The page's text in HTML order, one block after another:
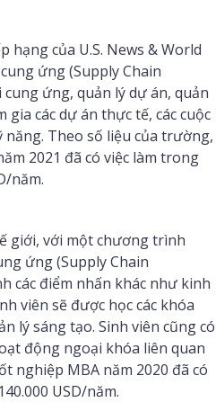
của U.S. News & World
ứng (Supply Chain
ứng, quản lý dự án, quản
các dự án thực tế, các cuộc
Theo số liệu của trường,
2021 đã có việc làm trong
năm.
giới, với một chương trình
ứng (Supply Chain
các điểm nhấn khác như kinh
viên sẽ được học các khóa
lý sáng tạo. Sinh viên cũng có
động ngoại khóa liên quan
nghiệp MBA năm 2020 đã có
USD/năm.